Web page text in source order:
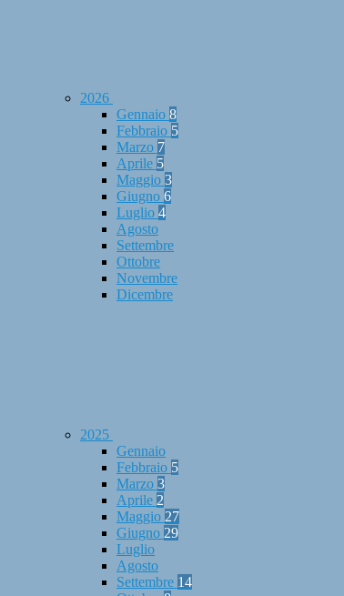
2026
Gennaio 8
Febbraio 5
Marzo 7
Aprile 5
Maggio 3
Giugno 6
Luglio 4
Agosto
Settembre
Ottobre
Novembre
Dicembre
2025
Gennaio
Febbraio 5
Marzo 3
Aprile 2
Maggio 27
Giugno 29
Luglio
Agosto
Settembre 14